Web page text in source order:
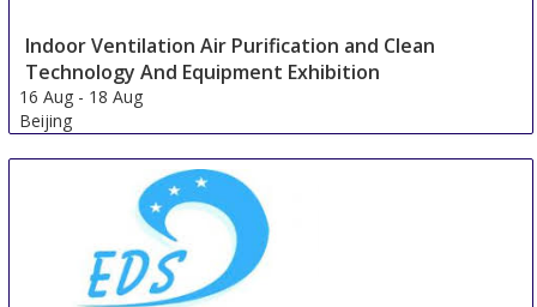
Indoor Ventilation Air Purification and Clean
Technology And Equipment Exhibition
16 Aug - 18 Aug
Beijing